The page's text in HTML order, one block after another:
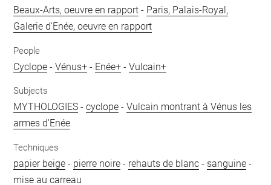
Beaux-Arts, oeuvre en rapport - Paris, Palais-Royal,
Galerie d'Enée, oeuvre en rapport
People
Cyclope -Vénus+ - Enée+ -Vulcain+
Subjects
MYTHOLOGIES -cyclope -Vulcain montrant à Vénus les
armes d'Enée
Techniques
papier beige - pierre noire - rehauts de blanc - sanguine -
mise au carreau